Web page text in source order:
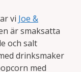
vi Joe &
är smaksatta
och salt
drinksmaker
med